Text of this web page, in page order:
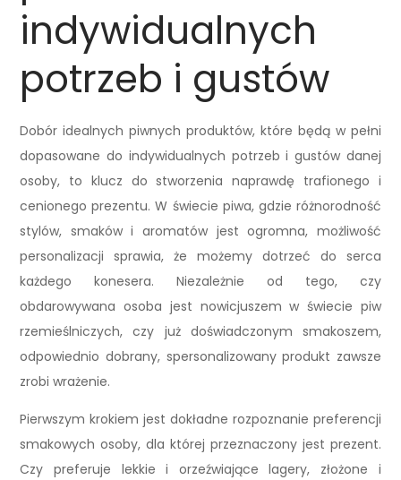
indywidualnych
potrzeb i gustów
Dobór idealnych piwnych produktów, które będą w pełni
dopasowane do indywidualnych potrzeb i gustów danej
osoby, to klucz do stworzenia naprawdę trafionego i
cenionego prezentu. W świecie piwa, gdzie różnorodność
stylów, smaków i aromatów jest ogromna, możliwość
personalizacji sprawia, że możemy dotrzeć do serca
każdego konesera. Niezależnie od tego, czy
obdarowywana osoba jest nowicjuszem w świecie piw
rzemieślniczych, czy już doświadczonym smakoszem,
odpowiednio dobrany, spersonalizowany produkt zawsze
zrobi wrażenie.
Pierwszym krokiem jest dokładne rozpoznanie preferencji
smakowych osoby, dla której przeznaczony jest prezent.
Czy preferuje lekkie i orzeźwiające lagery, złożone i